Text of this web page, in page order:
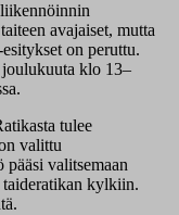
liikennöinnin
avajaiset, mutta
on peruttu.
joulukuuta klo 13–
tulee
valittu
pääsi valitsemaan
taideratikan kylkiin.